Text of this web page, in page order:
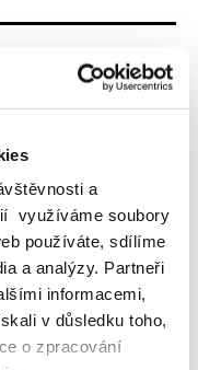
a
využíváme soubory
používáte, sdílíme
a analýzy. Partneři
informacemi,
v důsledku toho,
o zpracování
- automat